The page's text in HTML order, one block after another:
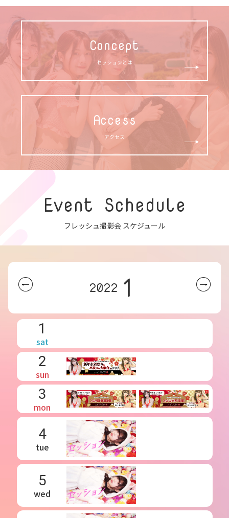
Concept
セッションとは
Access
アクセス
Event Schedule
フレッシュ撮影会 スケジュール
2022 1
1
sat
2
sun
3
mon
4
tue
5
wed